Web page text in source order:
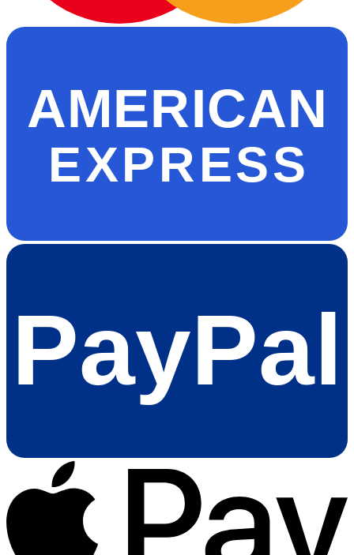
AMERICAN
EXPRESS
PayPal